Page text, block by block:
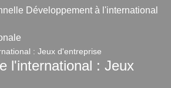
Développement à l'international
: Jeux d'entreprise
l'international : Jeux